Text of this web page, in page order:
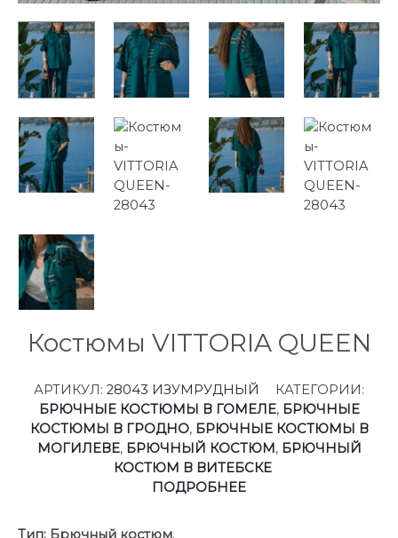
Костюмы VITTORIA QUEEN
АРТИКУЛ: 28043 ИЗУМРУДНЫЙ
КАТЕГОРИИ:
БРЮЧНЫЕ КОСТЮМЫ В ГОМЕЛЕ, БРЮЧНЫЕ
КОСТЮМЫ В ГРОДНО, БРЮЧНЫЕ КОСТЮМЫ В
МОГИЛЕВЕ, БРЮЧНЫЙ КОСТЮМ, БРЮЧНЫЙ
КОСТЮМ В ВИТЕБСКЕ
ПОДРОБНЕЕ
Тип: Брючный костюм.